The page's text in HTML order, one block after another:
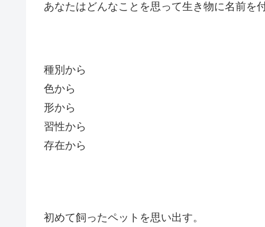
あなたはどんなことを思って生き物に名前を
種別から
色から
形から
習性から
存在から
初めて飼ったペットを思い出す。